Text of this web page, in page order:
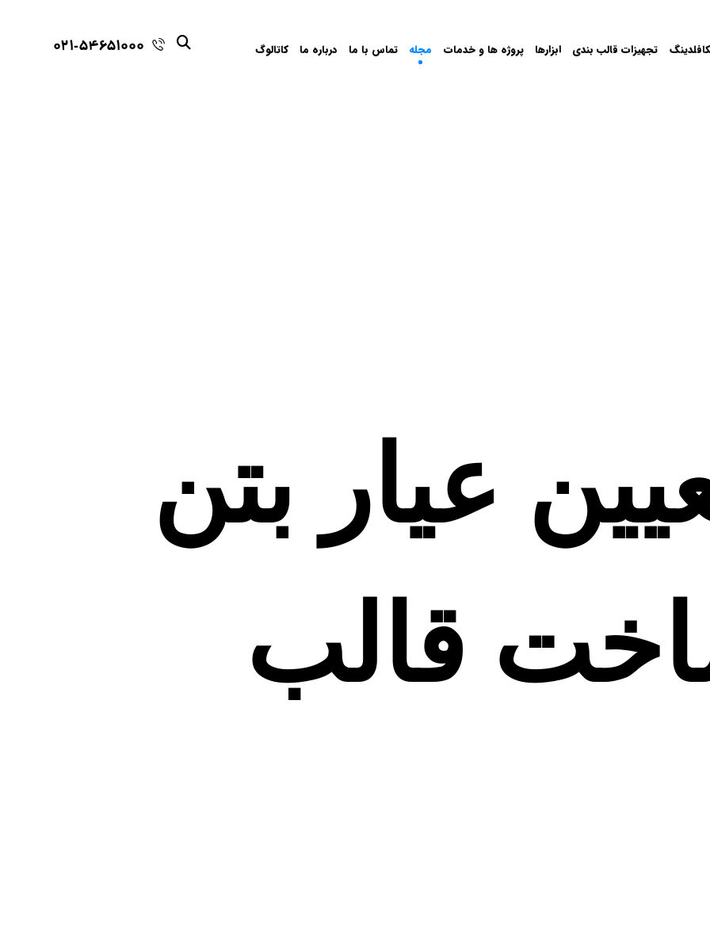
تجهیزات قالب بندی ابزارها پروژه ها و خدمات مجله تماس با ما درباره ما کاتالوگ 021-54651000
عیار بتن
قالب